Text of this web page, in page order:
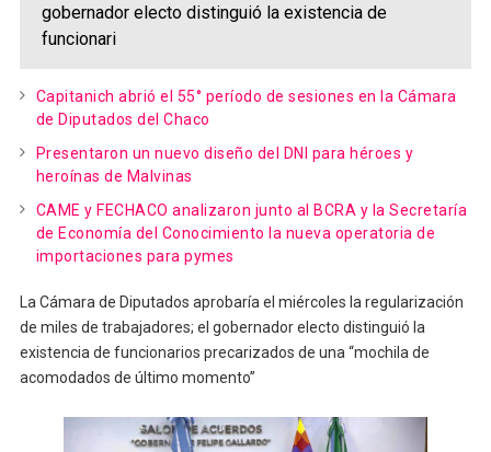
gobernador electo distinguió la existencia de
funcionari
Capitanich abrió el 55° período de sesiones en la Cámara
de Diputados del Chaco
Presentaron un nuevo diseño del DNI para héroes y
heroínas de Malvinas
CAME y FECHACO analizaron junto al BCRA y la Secretaría
de Economía del Conocimiento la nueva operatoria de
importaciones para pymes
La Cámara de Diputados aprobaría el miércoles la regularización
de miles de trabajadores; el gobernador electo distinguió la
existencia de funcionarios precarizados de una “mochila de
acomodados de último momento”